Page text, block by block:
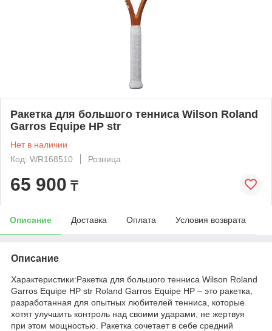
Ракетка для большого тенниса Wilson Roland
Garros Equipe HP str
Нет в наличии
Код: WR168510
Розница
65 900 ₸
Описание Доставка Оплата Условия возврата
Описание
Характеристики:Ракетка для большого тенниса Wilson Roland
Garros Equipe HP str Roland Garros Equipe HP – это ракетка,
разработанная для опытных любителей тенниса, которые
хотят улучшить контроль над своими ударами, не жертвуя
при этом мощностью. Ракетка сочетает в себе средний